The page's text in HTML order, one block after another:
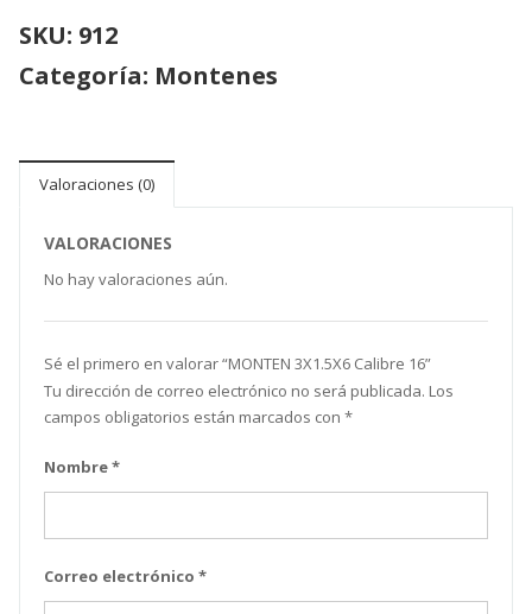
SKU: 912
Categoría: Montenes
Valoraciones (0)
VALORACIONES
No hay valoraciones aún.
Sé el primero en valorar “ MONTEN 3X1.5X6 Calibre 16”
Tu dirección de correo electrónico no será publicada. Los
campos obligatorios están marcados con *
Nombre*
Correo electrónico *